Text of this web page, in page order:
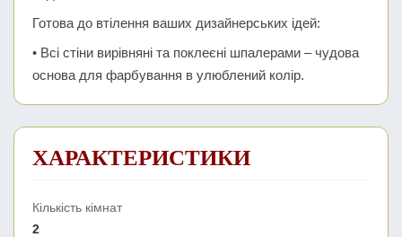
Готова до втілення ваших дизайнерських ідей:
• Всі стіни вирівняні та поклеєні шпалерами – чудова
основа для фарбування в улюблений колір.
ХАРАКТЕРИСТИКИ
Кількість кімнат
2